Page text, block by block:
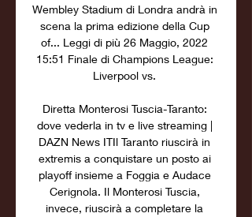
Wembley Stadium di Londra andrà in
scena la prima edizione della Cup
of... Leggi di più 26 Maggio, 2022
15:51 Finale di Champions League:
Liverpool vs.
Diretta Monterosi Tuscia-Taranto:
dove vederla in tv e live streaming |
DAZN News ITIl Taranto riuscirà in
extremis a conquistare un posto ai
playoff insieme a Foggia e Audace
Cerignola. Il Monterosi Tuscia,
invece, riuscirà a completare la